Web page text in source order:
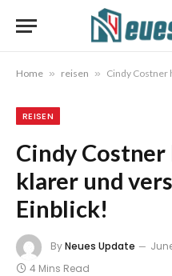
Home » reisen » Cindy Costner
REISEN
Cindy Costner
klarer und
Einblick!
ByNeues Update
4 Mins Read